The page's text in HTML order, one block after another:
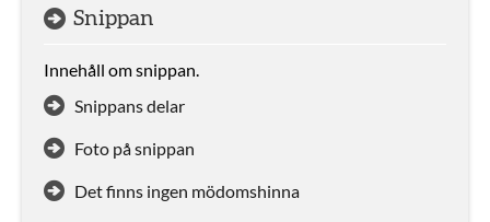
Snippan
Innehåll om snippan.
Snippans delar
Foto på snippan
Det finns ingen mödomshinna